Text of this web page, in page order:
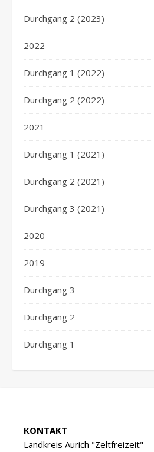
Durchgang 2 (2023)
2022
Durchgang 1 (2022)
Durchgang 2 (2022)
2021
Durchgang 1 (2021)
Durchgang 2 (2021)
Durchgang 3 (2021)
2020
2019
Durchgang 3
Durchgang 2
Durchgang 1
KONTAKT
Landkreis Aurich "Zeltfreizeit"